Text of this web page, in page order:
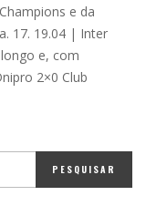
e da
17. 19.04 | Inter
e, com
2×0 Club